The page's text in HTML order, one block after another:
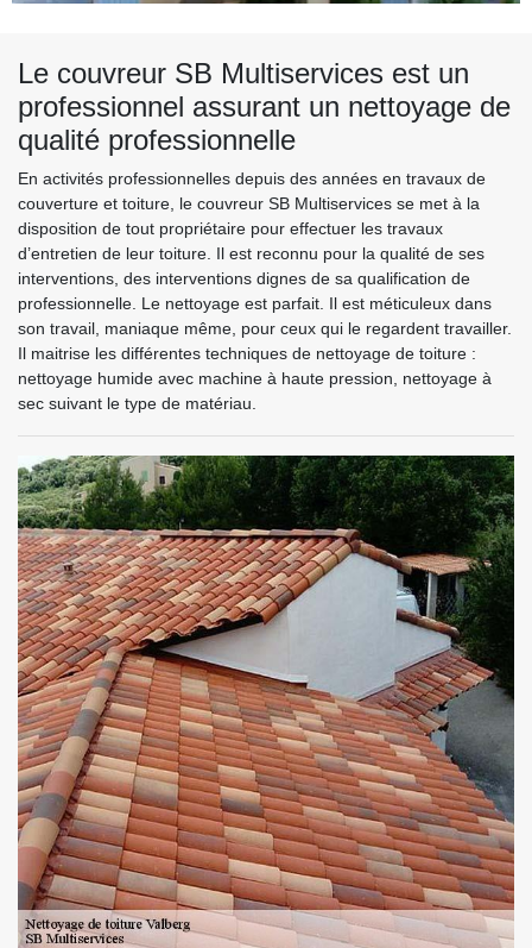
Le couvreur SB Multiservices est un
professionnel assurant un nettoyage de
qualité professionnelle
En activités professionnelles depuis des années en travaux de
couverture et toiture, le couvreur SB Multiservices se met à la
disposition de tout propriétaire pour effectuer les travaux
d’entretien de leur toiture. Il est reconnu pour la qualité de ses
interventions, des interventions dignes de sa qualification de
professionnelle. Le nettoyage est parfait. Il est méticuleux dans
son travail, maniaque même, pour ceux qui le regardent travailler.
Il maitrise les différentes techniques de nettoyage de toiture :
nettoyage humide avec machine à haute pression, nettoyage à
sec suivant le type de matériau.